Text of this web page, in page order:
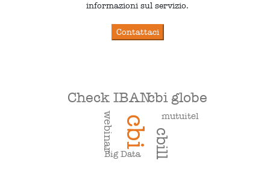
informazioni sul servizio.
cbi cbill
cbi globe
Check IBAN
webinar mutuitel
Big Data